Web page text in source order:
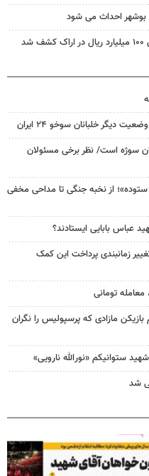
بوشهر احداث می شود
دیگر خلبانان سوخو ۲۴ ایران
سوژه است/ نظر برخی مسئولان
از نخبه جنگی تا مداحی مخفی
عباس بابایی ایستادند؟
زمانبندی پرداخت این کمک
تومانی
مازادی که پرسپولیس را نگران
ستوانیکم «نورالله نارویی»
شد